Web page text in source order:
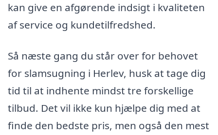
kan give en afgørende indsigt i kvaliteten
af service og kundetilfredshed.
Så næste gang du står over for behovet
for slamsugning i Herlev, husk at tage dig
tid til at indhente mindst tre forskellige
tilbud. Det vil ikke kun hjælpe dig med at
finde den bedste pris, men også den mest